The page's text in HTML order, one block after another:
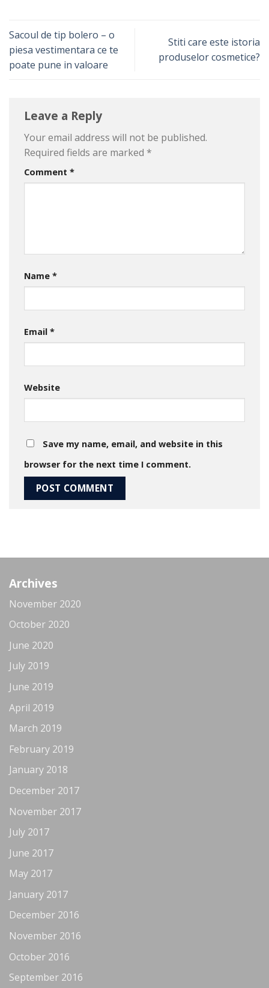
Sacoul de tip bolero – o
piesa vestimentara ce te
poate pune in valoare
Stiti care este istoria
produselor cosmetice?
Leave a Reply
Your email address will not be published.
Required fields are marked *
Comment *
Name *
Email *
Website
Save my name, email, and website in this
browser for the next time I comment.
Archives
November 2020
October 2020
June 2020
July 2019
June 2019
April 2019
March 2019
February 2019
January 2018
December 2017
November 2017
July 2017
June 2017
May 2017
January 2017
December 2016
November 2016
October 2016
September 2016